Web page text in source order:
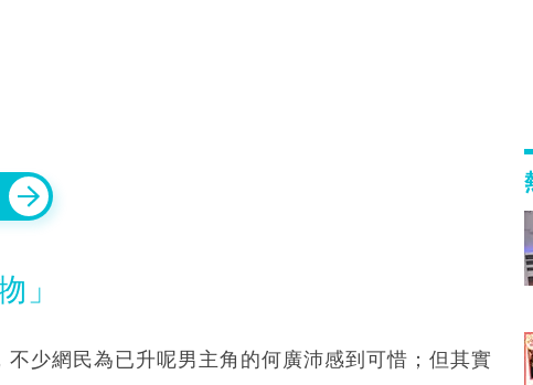
」
少網民為已升呢男主角的何廣沛感到可惜；但其實